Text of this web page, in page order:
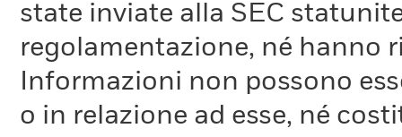
state inviate alla SEC
regolamentazione, né hanno
Informazioni non possono
o in relazione ad esse, né